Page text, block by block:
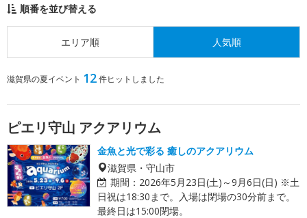
順番を並び替える
エリア順 人気順
滋賀県の夏イベント 12件ヒットしました
ピエリ守山 アクアリウム
金魚と光で彩る 癒しのアクアリウム
滋賀県・守山市
期間： 2026年5月23日(土)～9月6日(日) ※土
日祝は18:30まで。入場は閉場の30分前まで。
最終日は15:00閉場。